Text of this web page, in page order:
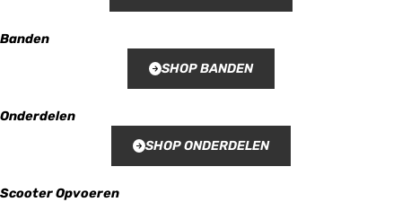
Banden
SHOP BANDEN
Onderdelen
SHOP ONDERDELEN
Scooter Opvoeren